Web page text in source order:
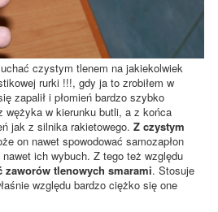
czystym tlenem na jakiekolwiek
rurki !!!, gdy ja to zrobiłem w
zapalił i płomień bardzo szybko
wężyka w kierunku butli, a z końca
jak z silnika rakietowego. Z czystym
on nawet spowodować samozapłon
ich wybuch. Z tego też względu
zaworów tlenowych smarami. Stosuje
względu bardzo ciężko się one